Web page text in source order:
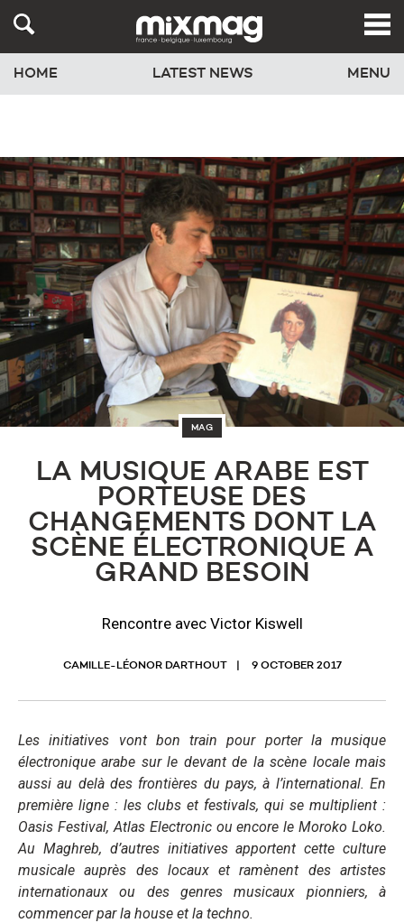
HOME LATEST NEWS MENU
MAG
LA MUSIQUE ARABE EST
PORTEUSE DES
CHANGEMENTS DONT LA
SCÈNE ÉLECTRONIQUE A
GRAND BESOIN
Rencontre avec Victor Kiswell
CAMILLE-LÉONOR DARTHOUT 9 OCTOBER 2017
Les initiatives vont bon train pour porter la musique
électronique arabe sur le devant de la scène locale mais
aussi au delà des frontières du pays, à l’international. En
première ligne : les clubs et festivals, qui se multiplient :
Oasis Festival, Atlas Electronic ou encore le Moroko Loko.
Au Maghreb, d’autres initiatives apportent cette culture
musicale auprès des locaux et ramènent des artistes
internationaux ou des genres musicaux pionniers, à
commencer par la house et la techno.